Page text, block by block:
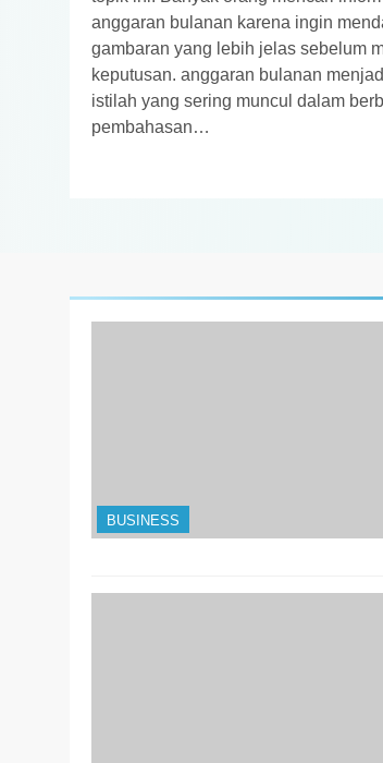
anggaran bulanan karena ingin
gambaran yang lebih jelas sebelum
keputusan. anggaran bulanan
istilah yang sering muncul dalam
pembahasan…
BUSINESS